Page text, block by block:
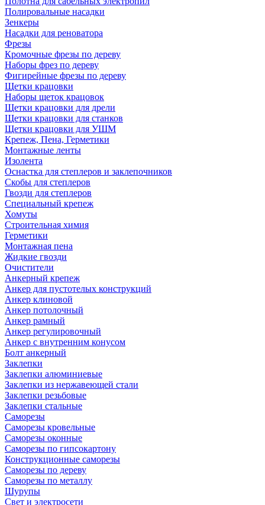
Полировальные насадки
Зенкеры
Насадки для реноватора
Фрезы
Кромочные фрезы по дереву
Наборы фрез по дереву
Фигирейные фрезы по дереву
Щетки крацовки
Наборы щеток крацовок
Щетки крацовки для дрели
Щетки крацовки для станков
Щетки крацовки для УШМ
Крепеж, Пена, Герметики
Монтажные ленты
Изолента
Оснастка для степлеров и заклепочников
Скобы для степлеров
Гвозди для степлеров
Специальный крепеж
Хомуты
Строительная химия
Герметики
Монтажная пена
Жидкие гвозди
Очистители
Анкерный крепеж
Анкер для пустотелых конструкций
Анкер клиновой
Анкер потолочный
Анкер рамный
Анкер регулировочный
Анкер с внутренним конусом
Болт анкерный
Заклепки
Заклепки алюминиевые
Заклепки из нержавеющей стали
Заклепки резьбовые
Заклепки стальные
Саморезы
Саморезы кровельные
Саморезы оконные
Саморезы по гипсокартону
Конструкционные саморезы
Саморезы по дереву
Саморезы по металлу
Шурупы
Свет и электросети